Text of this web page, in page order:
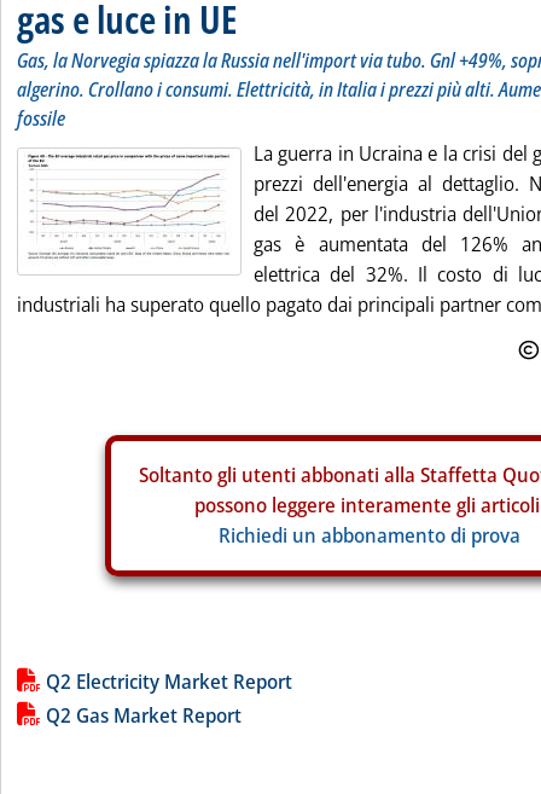
gas e luce in UE
Gas, la Norvegia spiazza la Russia nell'import via tubo. Gnl +49%,
algerino. Crollano i consumi. Elettricità, in Italia i prezzi più alti.
fossile
La guerra in Ucraina e la crisi del
prezzi dell'energia al dettaglio.
del 2022, per l'industria
gas è aumentata del 126%
elettrica del 32%. Il costo di
industriali ha superato quello pagato dai principali partner
Soltanto gli utenti abbonati alla Staffetta
possono leggere interamente gli
Richiedi un abbonamento di prova
Lista allegati PDF alla notizia
Q2 Electricity Market Report
Q2 Gas Market Report